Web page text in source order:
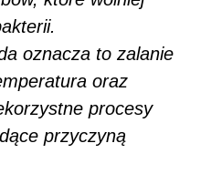
oznacza to zalanie
oraz
procesy
przyczyną